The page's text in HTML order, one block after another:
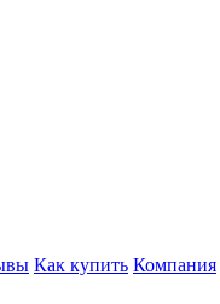
Как купить Компания